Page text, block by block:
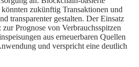
zukünftig Transaktionen und
transparenter gestalten. Der Einsatz
Prognose von Verbrauchsspitzen
aus erneuerbaren Quellen
und verspricht eine deutlich